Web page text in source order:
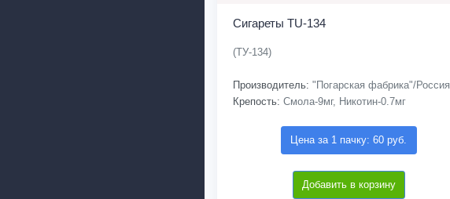
Сигареты TU-134
(ТУ-134)
Производитель: "Погарская фабрика"/Россия
Крепость: Смола-9мг, Никотин-0.7мг
Цена за 1 пачку: 60 руб.
Добавить в корзину